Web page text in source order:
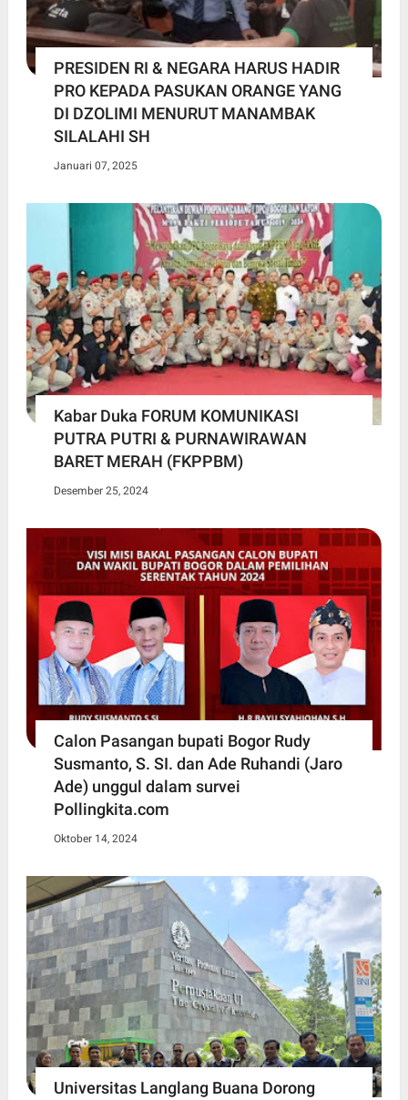
PRESIDEN RI & NEGARA HARUS HADIR
PRO KEPADA PASUKAN ORANGE YANG
DI DZOLIMI MENURUT MANAMBAK
SILALAHI SH
Januari 07, 2025
Kabar Duka FORUM KOMUNIKASI
PUTRA PUTRI & PURNAWIRAWAN
BARET MERAH (FKPPBM)
Desember 25, 2024
Calon Pasangan bupati Bogor Rudy
Susmanto, S. SI. dan Ade Ruhandi (Jaro
Ade) unggul dalam survei
Pollingkita.com
Oktober 14, 2024
Universitas Langlang Buana Dorong